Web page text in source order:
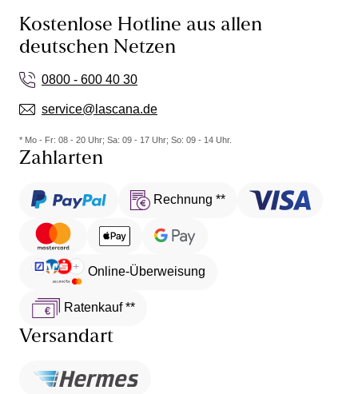
Kostenlose Hotline aus allen
deutschen Netzen
0800 - 600 40 30
service@lascana.de
* Mo - Fr: 08 - 20 Uhr; Sa: 09 - 17 Uhr; So: 09 - 14 Uhr.
Zahlarten
Rechnung **
Online-Überweisung
Ratenkauf **
Versandart